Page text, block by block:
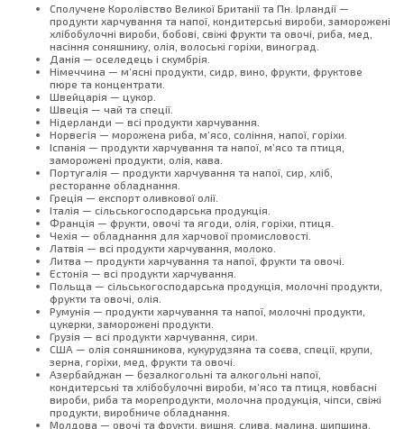
Сполучене Королівство Великої Британії та Пн. Ірландії —
продукти харчування та напої, кондитерські вироби, заморожені
хлібобулочні вироби, бобові, свіжі фрукти та овочі, риба, мед,
насіння соняшнику, олія, волоські горіхи, виноград.
Данія — оселедець і скумбрія.
Німеччина — м’ясні продукти, сидр, вино, фрукти, фруктове
пюре та концентрати.
Швейцарія — цукор.
Швеція — чай та спеції.
Нідерланди — всі продукти харчування.
Норвегія — морожена риба, м’ясо, соління, напої, горіхи.
Іспанія — продукти харчування та напої, м’ясо та птиця,
заморожені продукти, олія, кава.
Португалія — продукти харчування та напої, сир, хліб,
ресторанне обладнання.
Греція — експорт оливкової олії.
Італія — сільськогосподарська продукція.
Франція — фрукти, овочі та ягоди, олія, горіхи, птиця.
Чехія — обладнання для харчової промисловості.
Латвія — всі продукти харчування, молоко.
Литва — продукти харчування та напої, фрукти та овочі.
Естонія — всі продукти харчування.
Польща — сільськогосподарська продукція, молочні продукти,
фрукти та овочі, олія.
Румунія — продукти харчування та напої, молочні продукти,
цукерки, заморожені продукти.
Грузія — всі продукти харчування, сири.
США — олія соняшникова, кукурудзяна та соєва, спеції, крупи,
зерна, горіхи, мед, фрукти та овочі.
Азербайджан — безалкогольні та алкогольні напої,
кондитерські та хлібобулочні вироби, м’ясо та птиця, ковбасні
вироби, риба та морепродукти, молочна продукція, чіпси, свіжі
продукти, виробниче обладнання.
Молдова — овочі та фрукти, вишня, слива, малина, шипшина,